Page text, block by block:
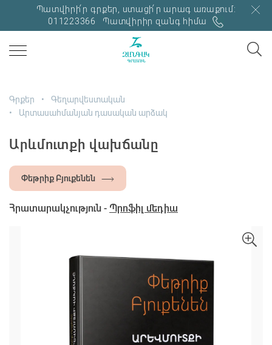
Պատվիրի՛ր գրքեր, ստացի՛ր արագ առաքում:
011223366
Պատվիրիր զանգ հիմա
Գրքեր
Գեղարվեստական
Արտասահմանյան դասական արձակ
Արևմուտքի վախճանը
Փեթրիք Բյուքենեն
Հրատարակչություն - Պրոֆիլ մեդիա